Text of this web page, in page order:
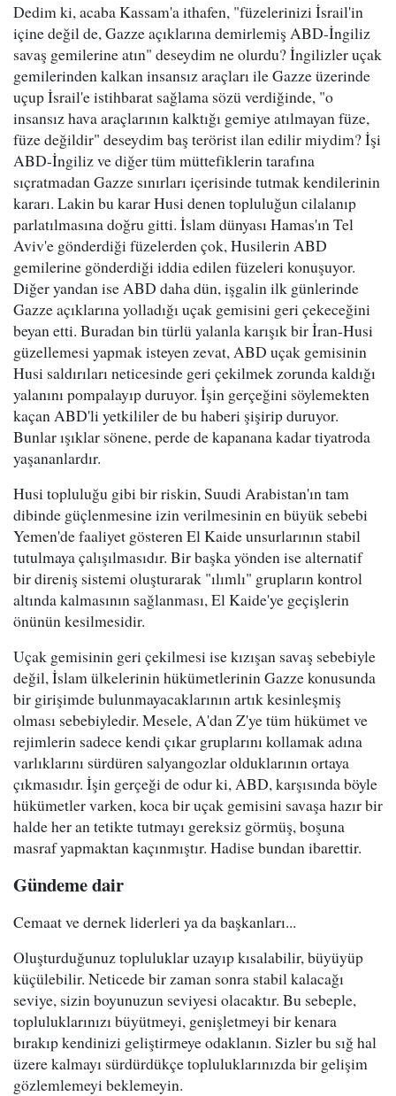
Dedim ki, acaba Kassam'a ithafen, "füzelerinizi İsrail'in
içine değil de, Gazze açıklarına demirlemiş ABD-İngiliz
savaş gemilerine atın" deseydim ne olurdu? İngilizler uçak
gemilerinden kalkan insansız araçları ile Gazze üzerinde
uçup İsrail'e istihbarat sağlama sözü verdiğinde, "o
insansız hava araçlarının kalktığı gemiye atılmayan füze,
füze değildir" deseydim baş terörist ilan edilir miydim? İşi
ABD-İngiliz ve diğer tüm müttefiklerin tarafına
sıçratmadan Gazze sınırları içerisinde tutmak kendilerinin
kararı. Lakin bu karar Husi denen topluluğun cilalanıp
parlatılmasına doğru gitti. İslam dünyası Hamas'ın Tel
Aviv'e gönderdiği füzelerden çok, Husilerin ABD
gemilerine gönderdiği iddia edilen füzeleri konuşuyor.
Diğer yandan ise ABD daha dün, işgalin ilk günlerinde
Gazze açıklarına yolladığı uçak gemisini geri çekeceğini
beyan etti. Buradan bin türlü yalanla karışık bir İran-Husi
güzellemesi yapmak isteyen zevat, ABD uçak gemisinin
Husi saldırıları neticesinde geri çekilmek zorunda kaldığı
yalanını pompalayıp duruyor. İşin gerçeğini söylemekten
kaçan ABD'li yetkililer de bu haberi şişirip duruyor.
Bunlar ışıklar sönene, perde de kapanana kadar tiyatroda
yaşananlardır.
Husi topluluğu gibi bir riskin, Suudi Arabistan'ın tam
dibinde güçlenmesine izin verilmesinin en büyük sebebi
Yemen'de faaliyet gösteren El Kaide unsurlarının stabil
tutulmaya çalışılmasıdır. Bir başka yönden ise alternatif
bir direniş sistemi oluşturarak "ılımlı" grupların kontrol
altında kalmasının sağlanması, El Kaide'ye geçişlerin
önünün kesilmesidir.
Uçak gemisinin geri çekilmesi ise kızışan savaş sebebiyle
değil, İslam ülkelerinin hükümetlerinin Gazze konusunda
bir girişimde bulunmayacaklarının artık kesinleşmiş
olması sebebiyledir. Mesele, A'dan Z'ye tüm hükümet ve
rejimlerin sadece kendi çıkar gruplarını kollamak adına
varlıklarını sürdüren salyangozlar olduklarının ortaya
çıkmasıdır. İşin gerçeği de odur ki, ABD, karşısında böyle
hükümetler varken, koca bir uçak gemisini savaşa hazır bir
halde her an tetikte tutmayı gereksiz görmüş, boşuna
masraf yapmaktan kaçınmıştır. Hadise bundan ibarettir.
Gündeme dair
Cemaat ve dernek liderleri ya da başkanları...
Oluşturduğunuz topluluklar uzayıp kısalabilir, büyüyüp
küçülebilir. Neticede bir zaman sonra stabil kalacağı
seviye, sizin boyunuzun seviyesi olacaktır. Bu sebeple,
topluluklarınızı büyütmeyi, genişletmeyi bir kenara
bırakıp kendinizi geliştirmeye odaklanın. Sizler bu sığ hal
üzere kalmayı sürdürdükçe topluluklarınızda bir gelişim
gözlemlemeyi beklemeyin.